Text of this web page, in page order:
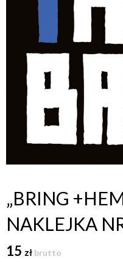
„BRING
NAKLEJKA
15 zł brutto